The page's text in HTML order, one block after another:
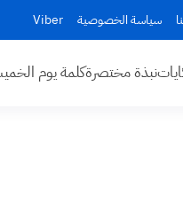
سياسة الخصوصية Viber
نبذة مختصرةكلمة يوم